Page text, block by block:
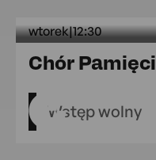
wtorek|12:30
Chór Pamięci
Wstęp wolny